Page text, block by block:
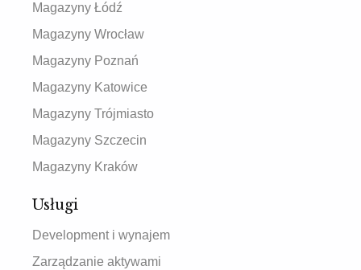
Magazyny Łódź
Magazyny Wrocław
Magazyny Poznań
Magazyny Katowice
Magazyny Trójmiasto
Magazyny Szczecin
Magazyny Kraków
Usługi
Development i wynajem
Zarządzanie aktywami